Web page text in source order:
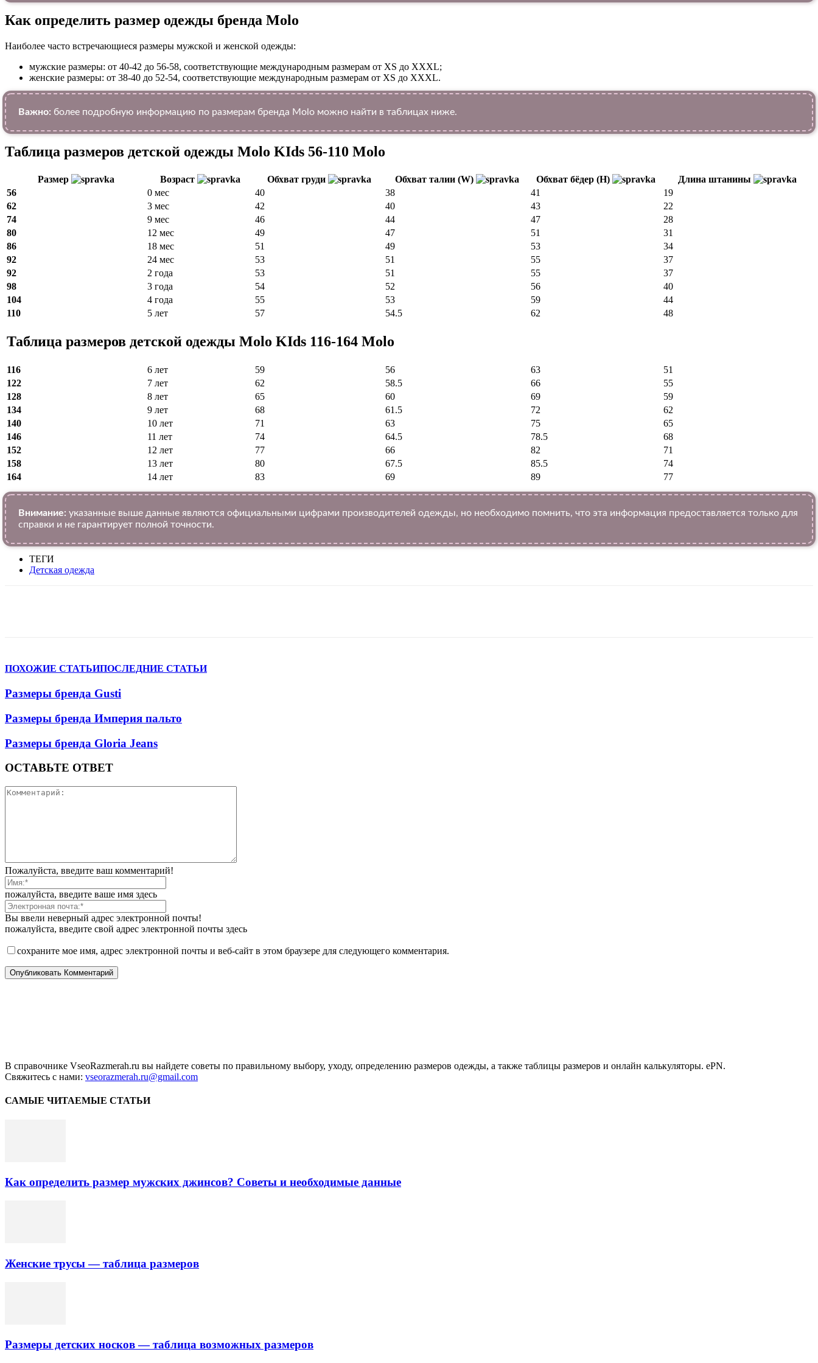
Как определить размер одежды брендa Molo
Наиболее часто встречающиеся размеры мужской и женской одежды:
мужские размеры: от 40-42 до 56-58, соответствующие международным размерам от XS до XXXL;
женские размеры: от 38-40 до 52-54, соответствующие международным размерам от XS до XXXL.
Важно: более подробную информацию по размерам бренда Molo можно найти в таблицах ниже.
Таблица размеров детской одежды Molo KIds 56-110 Molo
Размер Возраст Обхват груди Обхват талии (W) Обхват бёдер (H)
Длина штанины
56
0 мес 40 38 41
19
62
3 мес 42 40 43
22
74
9 мес 46 44 47
28
80
12 мес 49 47 51
31
86
18 мес 51 49 53
34
92
24 мес 53 51 55
37
92
2 года 53 51 55
37
98
3 года 54 52 56
40
104
4 года 55 53 59
44
110
5 лет 57 54.5 62 48
Таблица размеров детской одежды Molo KIds 116-164 Molo
116 6 лет 59 56 63
51
122
7 лет 62 58.5 66
55
128
8 лет 65 60 69
59
134
9 лет 68 61.5 72
62
140
10 лет 71 63 75
65
146
11 лет 74 64.5 78.5
68
152
12 лет 77 66 82
71
158
13 лет 80 67.5 85.5
74
164
14 лет 83 69 89 77
Внимание: указанные выше данные являются официальными цифрами производителей одежды, но необходимо помнить, что эта информация предоставляется только для
справки и не гарантирует полной точности.
ТЕГИ
Детская одежда
ПОХОЖИЕ СТАТЬИПОСЛЕДНИЕ СТАТЬИ
Размеры бренда Gusti
Размеры бренда Империя пальто
Размеры бренда Gloria Jeans
ОСТАВЬТЕ ОТВЕТ
Пожалуйста, введите ваш комментарий!
пожалуйста, введите ваше имя здесь
Вы ввели неверный адрес электронной почты!
пожалуйста, введите свой адрес электронной почты здесь
сохраните мое имя, адрес электронной почты и веб-сайт в этом браузере для следующего комментария.
В справочнике VseoRazmerah.ru вы найдете советы по правильному выбору, уходу, определению размеров одежды, а также таблицы размеров и онлайн калькуляторы. ePN.
Свяжитесь с нами: vseorazmerah.ru@gmail.com
САМЫЕ ЧИТАЕМЫЕ СТАТЬИ
Как определить размер мужских джинсов? Советы и необходимые данные
Женские трусы — таблица размеров
Размеры детских носков — таблица возможных размеров